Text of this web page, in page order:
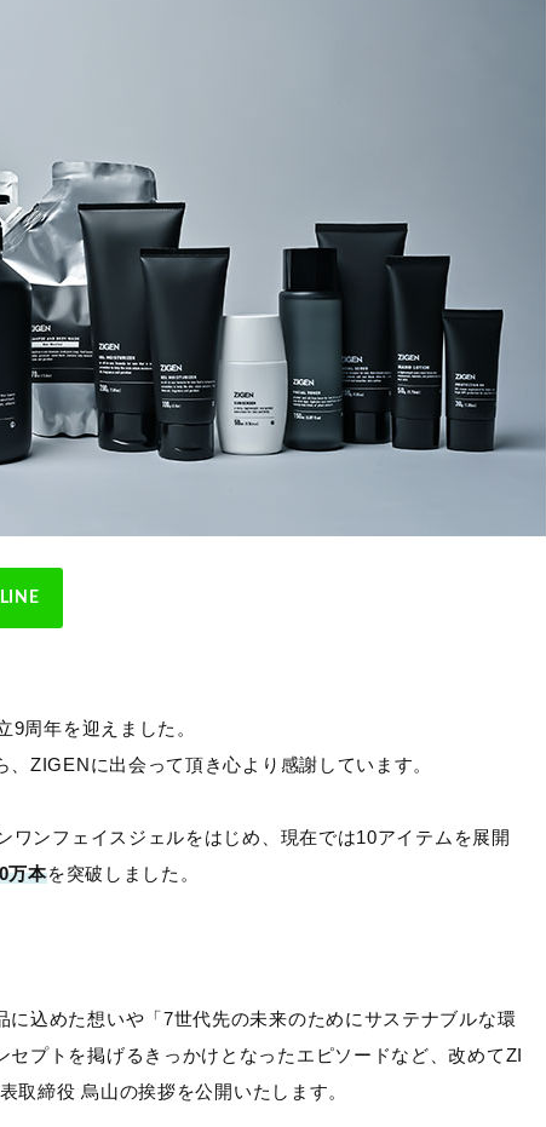
周年を迎えました。
ZIGENに出会って頂き心より感謝しています。
ワンフェイスジェルをはじめ、現在では10アイテムを展開
万本を突破しました。
に込めた想いや「7世代先の未来のためにサステナブルな環
プトを掲げるきっかけとなったエピソードなど、改めてZI
取締役 烏山の挨拶を公開いたします。